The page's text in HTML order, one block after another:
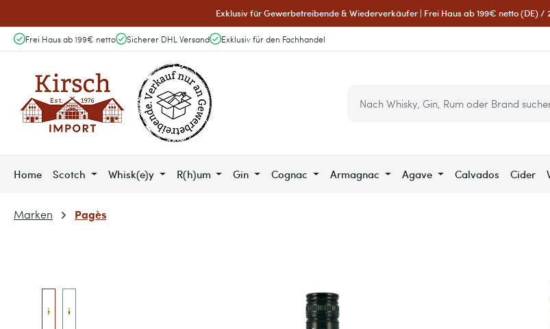
Exklusiv für Gewerbetreibende & Wiederverkäufer | Frei Haus ab 199€ netto (DE) /
Frei Haus ab 199€ netto Sicherer DHL Versand Exklusiv für den Fachhandel
Home Scotch Whisk(e)y R(h)um Gin Cognac Armagnac Agave Calvados Cider
Marken Pagès